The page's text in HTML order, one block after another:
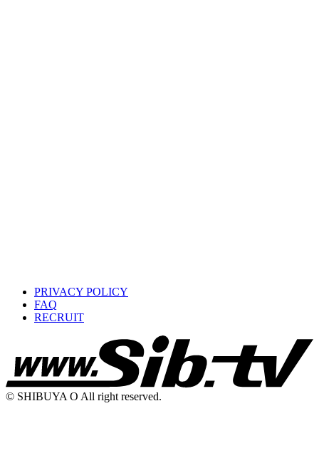
PRIVACY POLICY
FAQ
RECRUIT
© SHIBUYA O All right reserved.